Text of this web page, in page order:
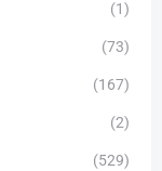
(1)
(73)
(167)
(2)
(529)